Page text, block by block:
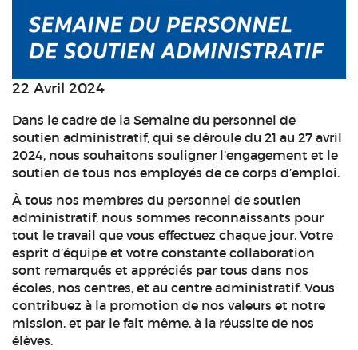
22 Avril 2024
Dans le cadre de la Semaine du personnel de
soutien administratif, qui se déroule du 21 au 27 avril
2024, nous souhaitons souligner l’engagement et le
soutien de tous nos employés de ce corps d’emploi.
À tous nos membres du personnel de soutien
administratif, nous sommes reconnaissants pour
tout le travail que vous effectuez chaque jour. Votre
esprit d’équipe et votre constante collaboration
sont remarqués et appréciés par tous dans nos
écoles, nos centres, et au centre administratif. Vous
contribuez à la promotion de nos valeurs et notre
mission, et par le fait même, à la réussite de nos
élèves.